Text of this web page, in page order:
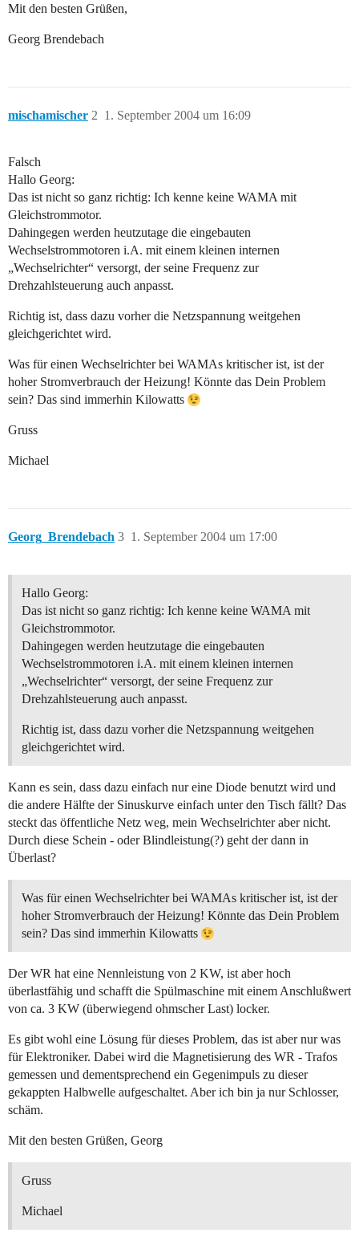
Mit den besten Grüßen,
Georg Brendebach
mischamischer 1. September 2004 um 16:09
2
Falsch
Hallo Georg:
Das ist nicht so ganz richtig: Ich kenne keine WAMA mit
Gleichstrommotor.
Dahingegen werden heutzutage die eingebauten
Wechselstrommotoren i.A. mit einem kleinen internen
„Wechselrichter“ versorgt, der seine Frequenz zur
Drehzahlsteuerung auch anpasst.
Richtig ist, dass dazu vorher die Netzspannung weitgehen
gleichgerichtet wird.
Was für einen Wechselrichter bei WAMAs kritischer ist, ist der
hoher Stromverbrauch der Heizung! Könnte das Dein Problem
sein? Das sind immerhin Kilowatts
Gruss
Michael
Georg_Brendebach 1. September 2004 um 17:00
3
Hallo Georg:
Das ist nicht so ganz richtig: Ich kenne keine WAMA mit
Gleichstrommotor.
Dahingegen werden heutzutage die eingebauten
Wechselstrommotoren i.A. mit einem kleinen internen
„Wechselrichter“ versorgt, der seine Frequenz zur
Drehzahlsteuerung auch anpasst.
Richtig ist, dass dazu vorher die Netzspannung weitgehen
gleichgerichtet wird.
Kann es sein, dass dazu einfach nur eine Diode benutzt wird und
die andere Hälfte der Sinuskurve einfach unter den Tisch fällt? Das
steckt das öffentliche Netz weg, mein Wechselrichter aber nicht.
Durch diese Schein - oder Blindleistung(?) geht der dann in
Überlast?
Was für einen Wechselrichter bei WAMAs kritischer ist, ist der
hoher Stromverbrauch der Heizung! Könnte das Dein Problem
sein? Das sind immerhin Kilowatts
Der WR hat eine Nennleistung von 2 KW, ist aber hoch
überlastfähig und schafft die Spülmaschine mit einem Anschlußwert
von ca. 3 KW (überwiegend ohmscher Last) locker.
Es gibt wohl eine Lösung für dieses Problem, das ist aber nur was
für Elektroniker. Dabei wird die Magnetisierung des WR - Trafos
gemessen und dementsprechend ein Gegenimpuls zu dieser
gekappten Halbwelle aufgeschaltet. Aber ich bin ja nur Schlosser,
schäm.
Mit den besten Grüßen, Georg
Gruss
Michael